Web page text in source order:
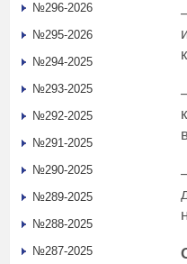
№296-2026
№295-2026
№294-2025
№293-2025
№292-2025
№291-2025
№290-2025
№289-2025
№288-2025
№287-2025